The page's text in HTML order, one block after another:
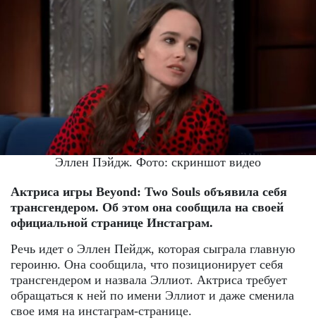
Эллен Пэйдж. Фото: скриншот видео
Актриса игры Beyond: Two Souls объявила себя
трансгендером. Об этом она сообщила на своей
официальной странице Инстаграм.
Речь идет о Эллен Пейдж, которая сыграла главную
героиню. Она сообщила, что позиционирует себя
трансгендером и назвала Эллиот. Актриса требует
обращаться к ней по имени Эллиот и даже сменила
свое имя на инстаграм-странице.